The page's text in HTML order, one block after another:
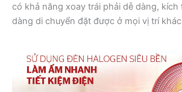
có khả năng xoay trái phải dễ dàng,
dàng di chuyển đặt được ở mọi vị trí